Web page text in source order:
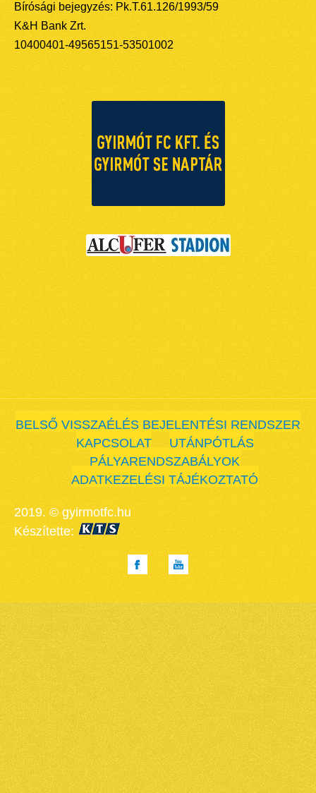
Bírósági bejegyzés: Pk.T.61.126/1993/59
K&H Bank Zrt.
10400401-49565151-53501002
BELSŐ VISSZAÉLÉS BEJELENTÉSI RENDSZER
KAPCSOLAT
UTÁNPÓTLÁS
PÁLYARENDSZABÁLYOK
ADATKEZELÉSI TÁJÉKOZTATÓ
2019. © gyirmotfc.hu
Készítette: